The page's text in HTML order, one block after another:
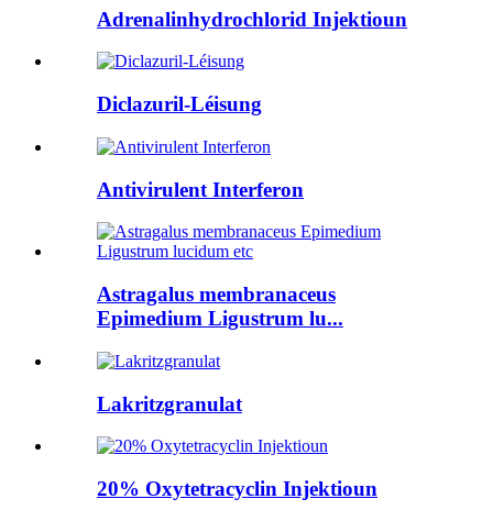
Adrenalinhydrochlorid Injektioun
Diclazuril-Léisung
Antivirulent Interferon
Astragalus membranaceus
Epimedium Ligustrum lu...
Lakritzgranulat
20% Oxytetracyclin Injektioun